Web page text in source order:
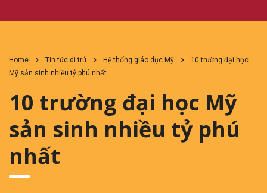
Home Tin tức di trú Hệ thống giáo dục Mỹ
10 trường đại học
Mỹ sản sinh nhiều tỷ phú nhất
10 trường đại học Mỹ
sản sinh nhiều tỷ phú
nhất